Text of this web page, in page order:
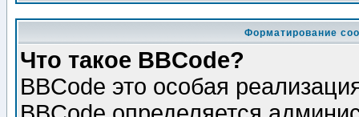
Форматирование
Что такое BBCode?
BBCode это особая